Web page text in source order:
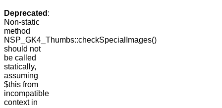
Deprecated :
Non-static
method
NSP_GK4_Thumbs::checkSpecialImages()
should not
be called
statically,
assuming
$this from
incompatible
context in